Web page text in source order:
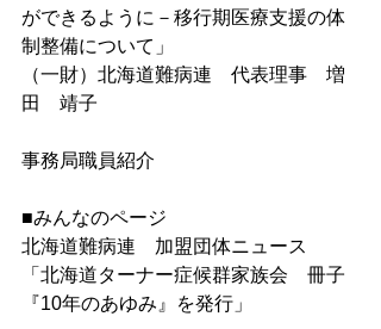
ができるように－移行期医療支援の体
制整備について」
（一財）北海道難病連　代表理事　増
田　靖子
事務局職員紹介
■みんなのページ
北海道難病連　加盟団体ニュース
「北海道ターナー症候群家族会　冊子
『10年のあゆみ』を発行」